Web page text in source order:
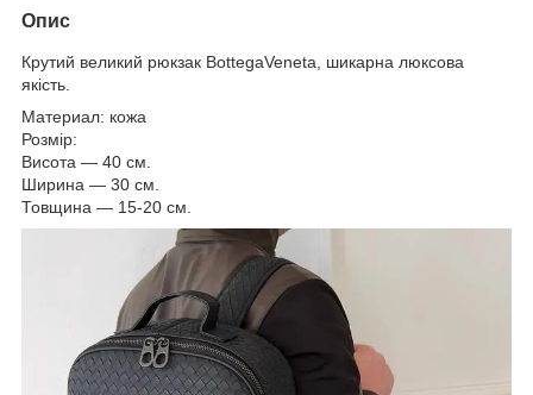
Опис
Крутий великий рюкзак BottegaVeneta, шикарна люксова
якість.
Материал: кожа
Розмір:
Висота — 40 см.
Ширина — 30 см.
Товщина — 15-20 см.